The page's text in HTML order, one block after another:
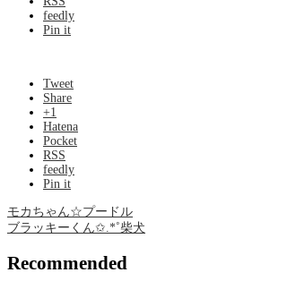
feedly
Pin it
Tweet
Share
+1
Hatena
Pocket
RSS
feedly
Pin it
モカちゃん☆プードル
ブラッキーくん✩.*˚柴犬
Recommended